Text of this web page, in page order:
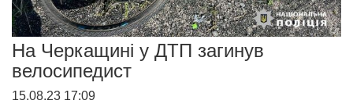
На Черкащині у ДТП загинув
велосипедист
15.08.23 17:09